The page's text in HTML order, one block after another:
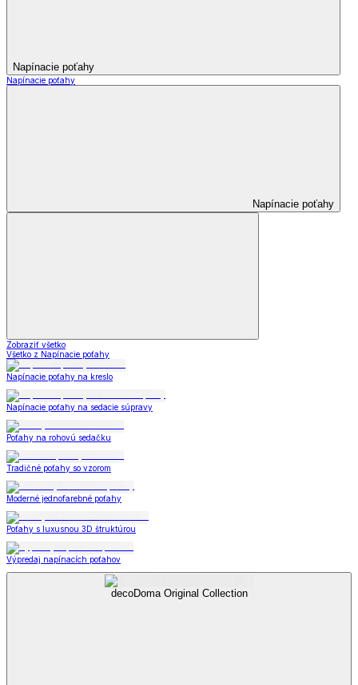
Napínacie poťahy
Napínacie poťahy
Napínacie poťahy
Zobraziť všetko
Všetko z Napínacie poťahy
Napínacie poťahy na kreslo
Napínacie poťahy na sedacie súpravy
Poťahy na rohovú sedačku
Tradičné poťahy so vzorom
Moderné jednofarebné poťahy
Poťahy s luxusnou 3D štruktúrou
Výpredaj napínacích poťahov
decoDoma Original Collection